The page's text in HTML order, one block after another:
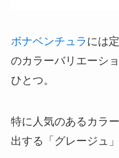
ボナベンチュラ には
のカラーバリエーシ
ひとつ。
特に人気のあるカラ
出する「グレージュ」